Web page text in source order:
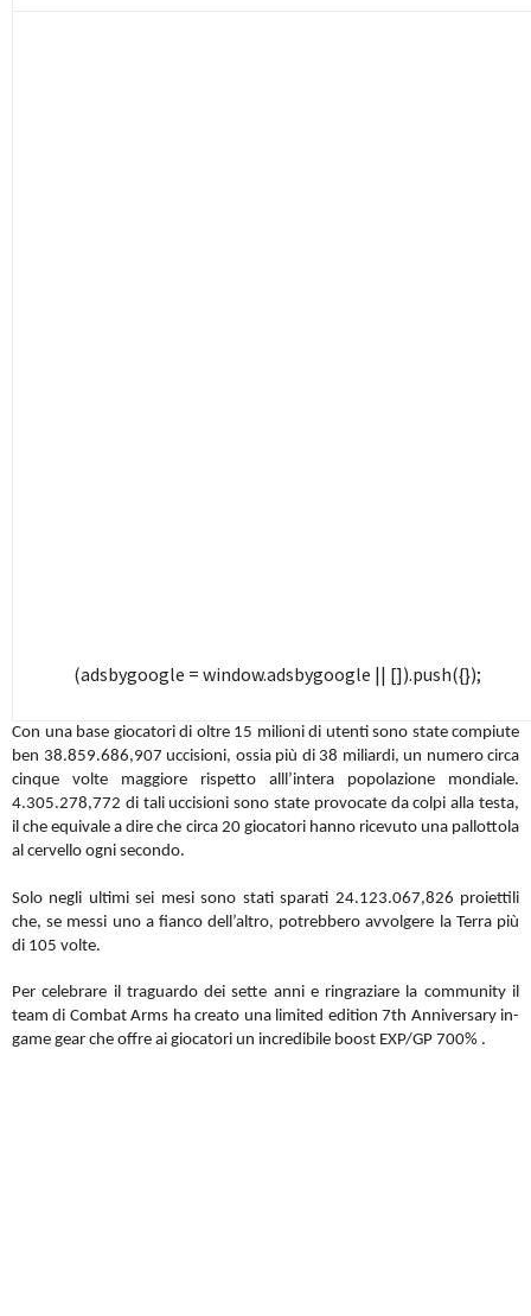
(adsbygoogle = window.adsbygoogle || []).push({});
Con una base giocatori di oltre 15 milioni di utenti sono state compiute
ben 38.859.686,907 uccisioni, ossia più di 38 miliardi, un numero circa
cinque volte maggiore rispetto alll’intera popolazione mondiale.
4.305.278,772 di tali uccisioni sono state provocate da colpi alla testa,
il che equivale a dire che circa 20 giocatori hanno ricevuto una pallottola
al cervello ogni secondo.
Solo negli ultimi sei mesi sono stati sparati 24.123.067,826 proiettili
che, se messi uno a fianco dell’altro, potrebbero avvolgere la Terra più
di 105 volte.
Per celebrare il traguardo dei sette anni e ringraziare la community il
team di Combat Arms ha creato una limited edition 7th Anniversary in-
game gear che offre ai giocatori un incredibile boost EXP/GP 700% .